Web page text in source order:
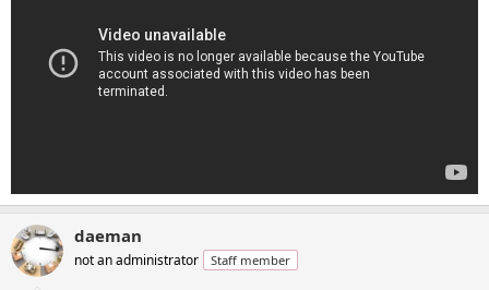
daeman
not an administrator Staff member